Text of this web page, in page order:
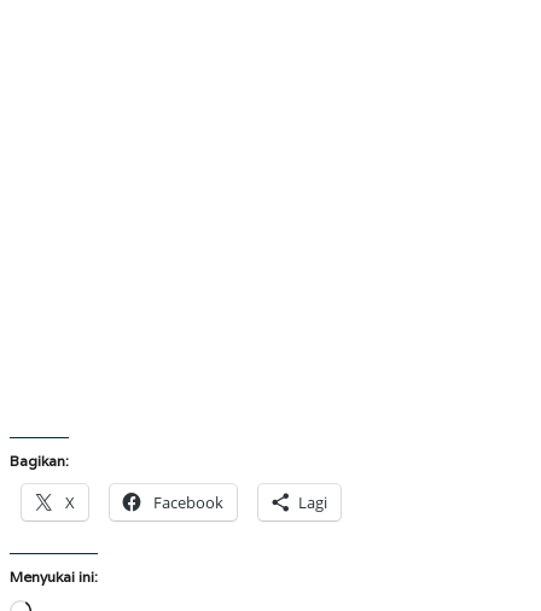
Bagikan:
X Facebook Lagi
Menyukai ini: